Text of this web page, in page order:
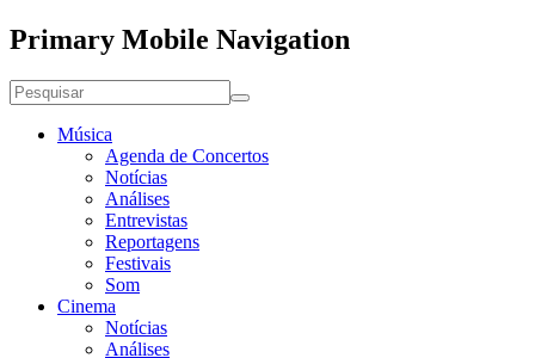
Primary Mobile Navigation
Música
Agenda de Concertos
Notícias
Análises
Entrevistas
Reportagens
Festivais
Som
Cinema
Notícias
Análises